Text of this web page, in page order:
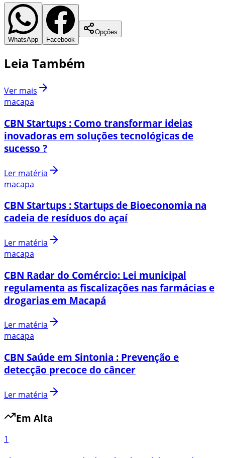
WhatsApp Facebook
Opções
Leia Também
Ver mais
macapa
CBN Startups : Como transformar ideias
inovadoras em soluções tecnológicas de
sucesso ?
Ler matéria
macapa
CBN Startups : Startups de Bioeconomia na
cadeia de resíduos do açaí
Ler matéria
macapa
CBN Radar do Comércio: Lei municipal
regulamenta as fiscalizações nas farmácias e
drogarias em Macapá
Ler matéria
macapa
CBN Saúde em Sintonia : Prevenção e
detecção precoce do câncer
Ler matéria
Em Alta
1